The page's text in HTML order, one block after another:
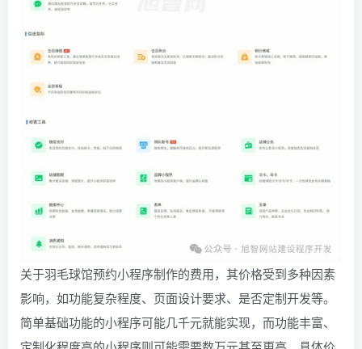
关于羽毛球馆预约小程序制作的费用，其价格受到多种因素
影响，如功能复杂程度、页面设计要求、是否定制开发等。
简单基础功能的小程序可能几千元就能实现，而功能丰富、